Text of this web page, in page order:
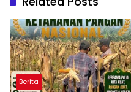
Berita